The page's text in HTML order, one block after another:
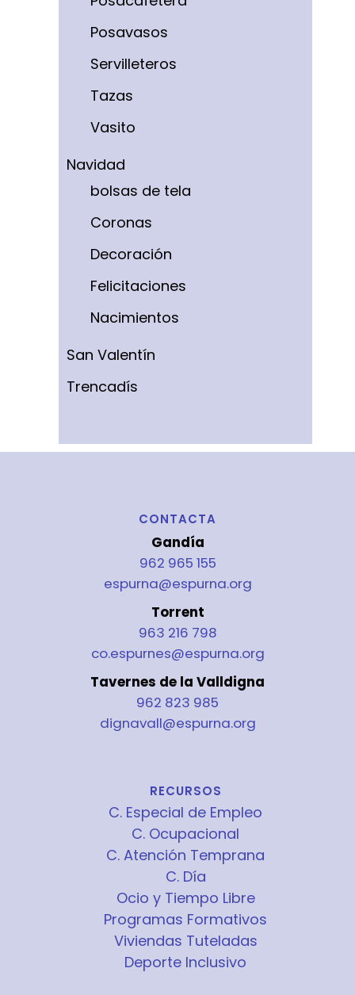
Posavasos
Servilleteros
Tazas
Vasito
Navidad
bolsas de tela
Coronas
Decoración
Felicitaciones
Nacimientos
San Valentín
Trencadís
CONTACTA
Gandía
962 965 155
espurna@espurna.org
Torrent
963 216 798
co.espurnes@espurna.org
Tavernes de la Valldigna
962 823 985
dignavall@espurna.org
RECURSOS
C. Especial de Empleo
C. Ocupacional
C. Atención Temprana
C. Día
Ocio y Tiempo Libre
Programas Formativos
Viviendas Tuteladas
Deporte Inclusivo